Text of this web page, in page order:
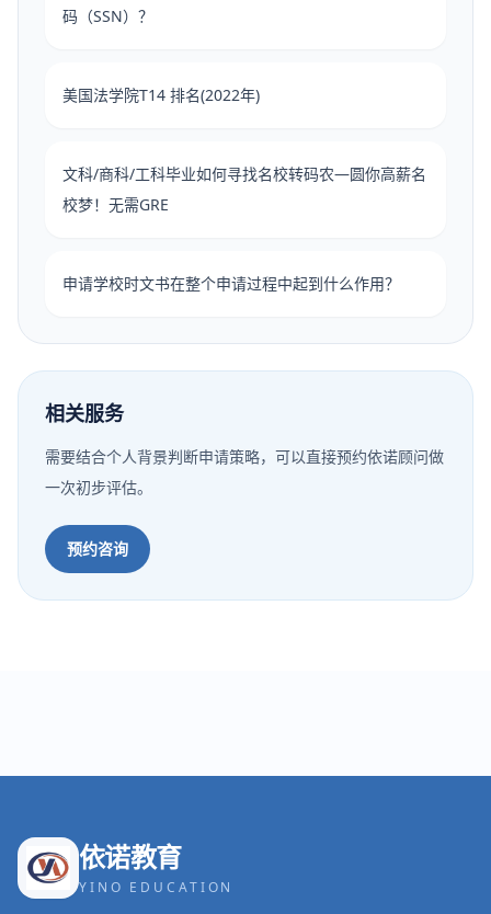
码（SSN）？
美国法学院T14 排名(2022年)
文科/商科/工科毕业如何寻找名校转码农—圆你高薪名
校梦！无需GRE
申请学校时文书在整个申请过程中起到什么作用？
相关服务
需要结合个人背景判断申请策略，可以直接预约依诺顾问做
一次初步评估。
预约咨询
依诺教育
YINO EDUCATION